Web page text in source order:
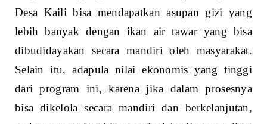
Desa Kaili bisa mendapatkan asupan gizi yang
lebih banyak dengan ikan air tawar yang bisa
dibudidayakan secara mandiri oleh masyarakat.
Selain itu, adapula nilai ekonomis yang tinggi
dari program ini, karena jika dalam prosesnya
bisa dikelola secara mandiri dan berkelanjutan,